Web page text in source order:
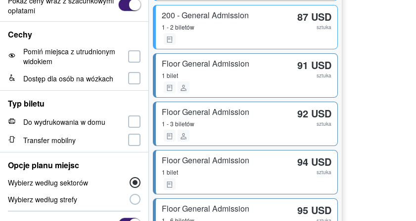
200 - General Admission
1 - 2 biletów
87 USD
sztuka
Floor General Admission
1 bilet
91 USD
sztuka
Floor General Admission
1 - 3 biletów
92 USD
sztuka
Floor General Admission
1 bilet
94 USD
sztuka
Floor General Admission 95 USD
opłatami
Cechy
Pomiń miejsca z utrudnionym
widokiem
Dostęp dla osób na wózkach
Typ biletu
Do wydrukowania w domu
Transfer mobilny
Opcje planu miejsc
Wybierz według sektorów
Wybierz według strefy